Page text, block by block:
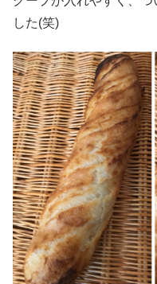
した(笑)